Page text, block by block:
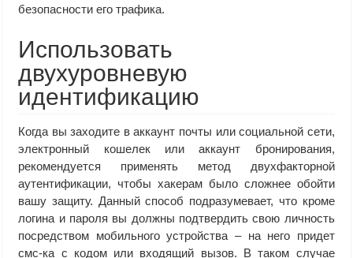
безопасности его трафика.
Использовать
двухуровневую
идентификацию
Когда вы заходите в аккаунт почты или социальной сети,
электронный кошелек или аккаунт бронирования,
рекомендуется применять метод двухфакторной
аутентификации, чтобы хакерам было сложнее обойти
вашу защиту. Данный способ подразумевает, что кроме
логина и пароля вы должны подтвердить свою личность
посредством мобильного устройства – на него придет
смс-ка с кодом или входящий вызов. В таком случае